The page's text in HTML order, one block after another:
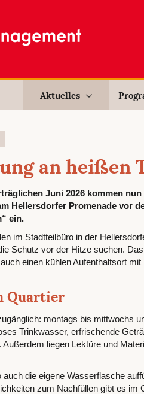
Aktuelles
an heißen
Juni 2026 kommen
Hellersdorfer Promenade vor
ein.
im Stadtteilbüro in der
Schutz vor der Hitze suchen.
einen kühlen Aufenthaltsort
Quartier
montags bis mittwochs
Trinkwasser, erfrischende
liegen Lektüre und
die eigene Wasserflasche
zum Nachfüllen gibt es im